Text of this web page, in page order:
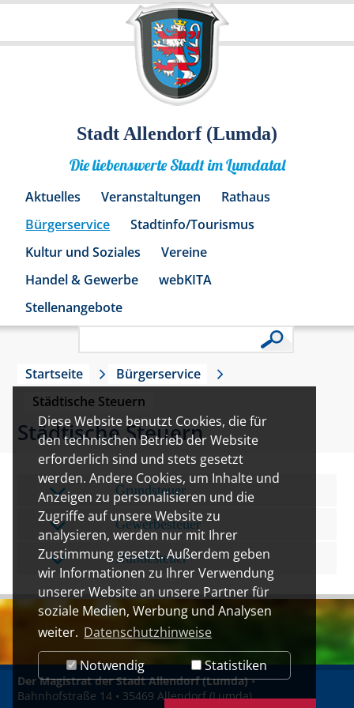
Diese Website benutzt Cookies, die für
den technischen Betrieb der Website
erforderlich sind und stets gesetzt
werden. Andere Cookies, um Inhalte und
Anzeigen zu personalisieren und die
Zugriffe auf unsere Website zu
analysieren, werden nur mit Ihrer
Zustimmung gesetzt. Außerdem geben
wir Informationen zu Ihrer Verwendung
unserer Website an unsere Partner für
soziale Medien, Werbung und Analysen
weiter. Datenschutzhinweise
Notwendig
Statistiken
Stadt Allendorf (Lumda)
Die liebenswerte Stadt im Lumdatal
Aktuelles Veranstaltungen
Rathaus
Bürgerservice
Stadtinfo/Tourismus
Kultur und Soziales
Vereine
Handel & Gewerbe
webKITA
Stellenangebote
Startseite
Bürgerservice
Städtische Steuern
Städtische Steuern
Grundsteuer
Gewerbesteuer
Hundesteuer
Der Magistrat der Stadt Allendorf (Lumda)•
Bahnhofstraße 14 • 35469 Allendorf (Lumda)